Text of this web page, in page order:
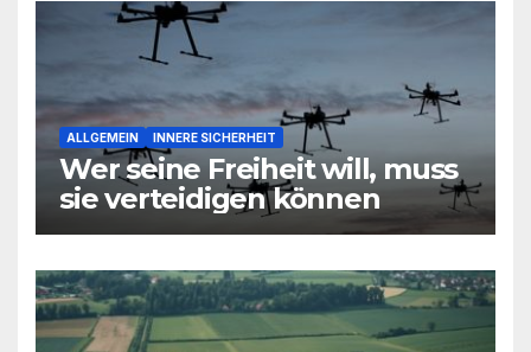
noch leisten?
ALLGEMEIN INNERE SICHERHEIT
Wer seine Freiheit will, muss
sie verteidigen können